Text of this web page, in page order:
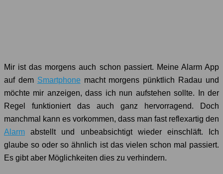
Mir ist das morgens auch schon passiert. Meine Alarm App
auf dem Smartphonemacht morgens pünktlich Radau und
möchte mir anzeigen, dass ich nun aufstehen sollte. In der
Regel funktioniert das auch ganz hervorragend. Doch
manchmal kann es vorkommen, dass man fast reflexartig den
Alarm abstellt und unbeabsichtigt wieder einschläft. Ich
glaube so oder so ähnlich ist das vielen schon mal passiert.
Es gibt aber Möglichkeiten dies zu verhindern.